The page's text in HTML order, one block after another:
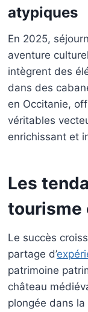
atypiques
En 2025,
aventure
intègrent des
dans des
en Occitanie,
véritables
enrichissant et
Les
tourisme
Le succès
partage d’
patrimoine
château
plongée dans